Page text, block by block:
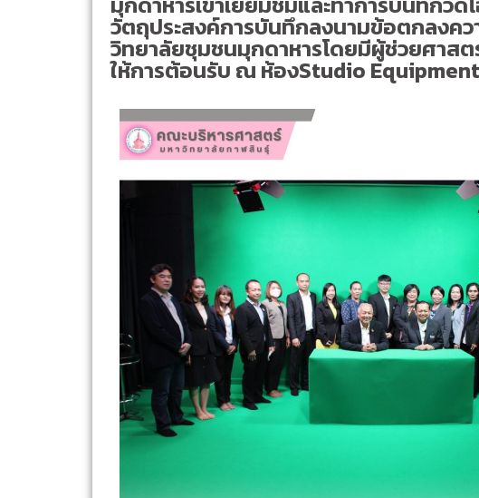
วัตถุประสงค์การบันทึกลงนามข้อตกลงคว
วิทยาลัยชุมชนมุกดาหารโดยมีผู้ช่วยศาส
ให้การต้อนรับ ณ ห้องStudio